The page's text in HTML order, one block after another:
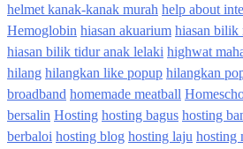
helmet kanak-kanak murah help about
Hemoglobin hiasan akuarium hiasan bilik
hiasan bilik tidur anak lelaki highwat
hilang hilangkan like popup hilangkan
broadband homemade meatball
bersalin Hosting hosting bagus hosting
berbaloi hosting blog hosting laju hosting